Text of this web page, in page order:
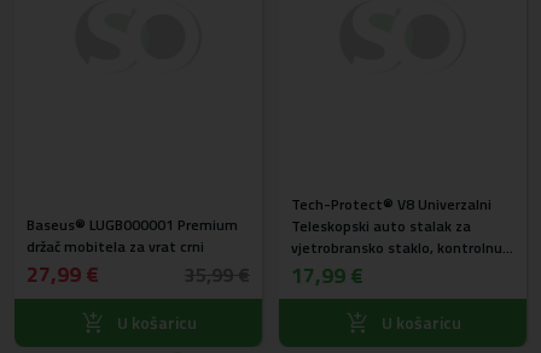
Baseus® LUGB000001 Premium
držač mobitela za vrat crni
27,99 €
U košaricu
Tech-Protect® V8 Univerzalni
Teleskopski auto stalak za
vjetrobransko staklo, kontrolnu
ploču i ventilaciju
17,99 €
U košaricu